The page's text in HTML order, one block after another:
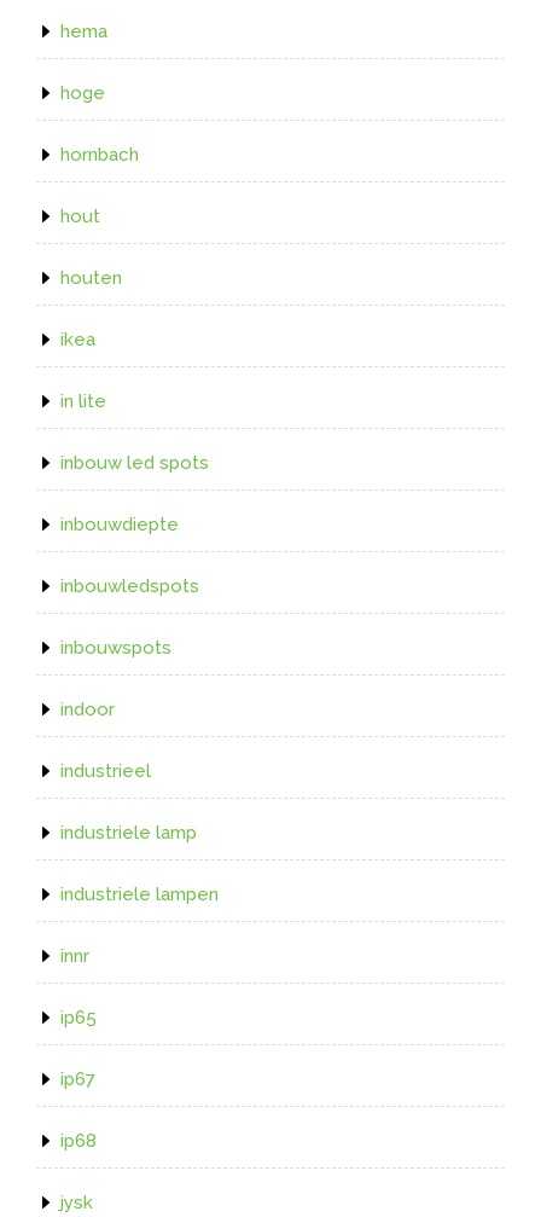
hema
hoge
hornbach
hout
houten
ikea
in lite
inbouw led spots
inbouwdiepte
inbouwledspots
inbouwspots
indoor
industrieel
industriele lamp
industriele lampen
innr
ip65
ip67
ip68
jysk